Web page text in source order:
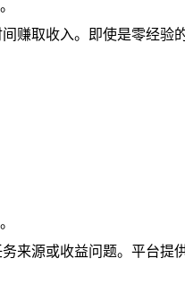
赚取收入。即使是零经验
来源或收益问题。平台提